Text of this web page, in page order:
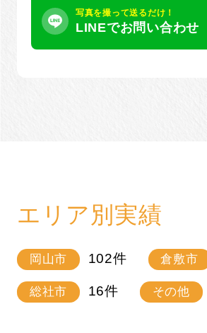
写真を撮って送るだけ！
LINEでお問い合わせ
エリア別実績
岡山市 102件 倉敷市
総社市 16件 その他